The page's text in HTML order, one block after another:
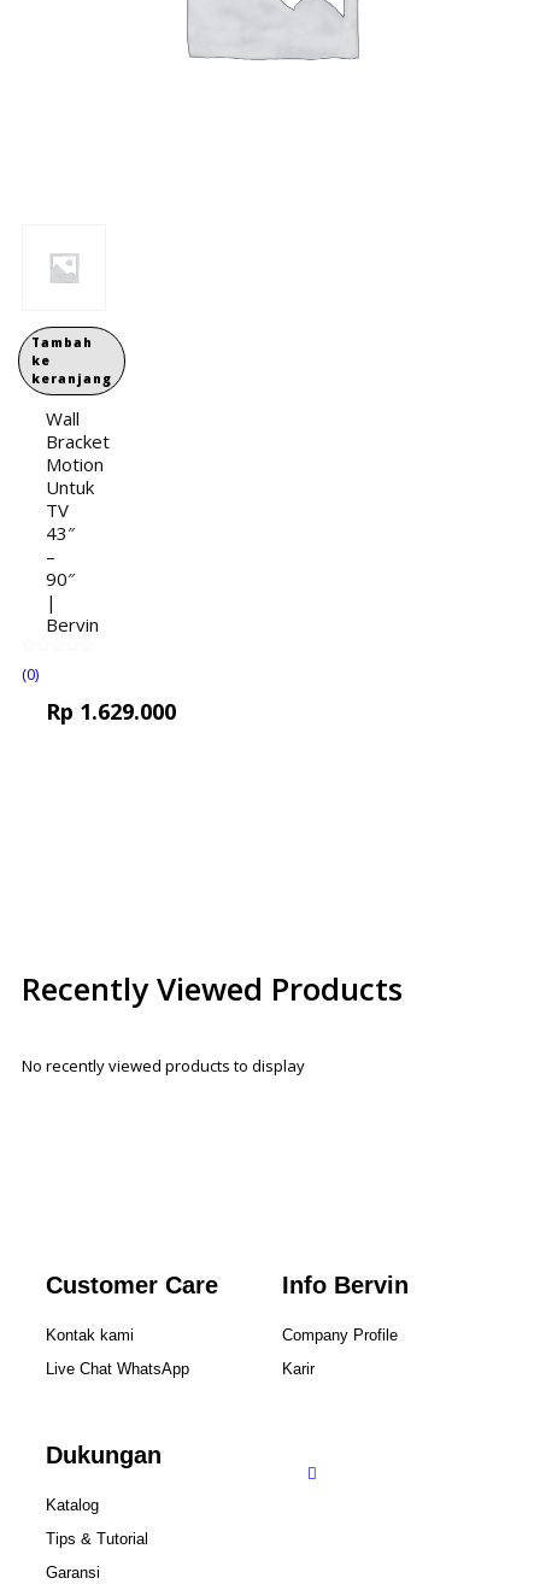
Tambah
ke
keranjang
Wall
Bracket
Motion
Untuk
TV
43″
–
90″
|
Bervin
(0)
Rp 1.629.000
Recently Viewed Products
No recently viewed products to display
Customer Care
Kontak kami
Live Chat WhatsApp
Info Bervin
Company Profile
Karir
Dukungan
Katalog
Tips & Tutorial
Garansi